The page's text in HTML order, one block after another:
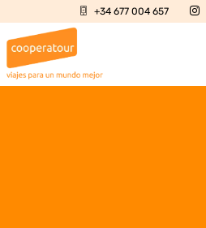
+34 677 004 657